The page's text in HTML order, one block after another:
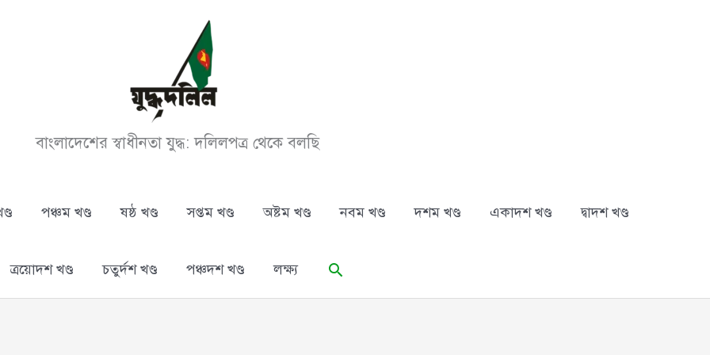
বাংলাদেশের স্বাধীনতা যুদ্ধ: দলিলপত্র থেকে বলছি
পঞ্চম খণ্ড ষষ্ঠ খণ্ড সপ্তম খণ্ড অষ্টম খণ্ড নবম খণ্ড দশম খণ্ড একাদশ খণ্ড দ্বাদশ খণ্ড
ত্রয়োদশ খণ্ড চতুর্দশ খণ্ড পঞ্চদশ খণ্ড লক্ষ্য Search